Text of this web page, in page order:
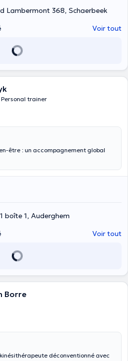
Lambermont 368, Schaerbeek
Voir tout
trainer
être : un accompagnement global
boîte 1, Auderghem
Voir tout
Borre
déconventionné avec